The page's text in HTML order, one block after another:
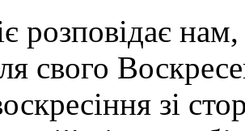
розповідає
свого
зі